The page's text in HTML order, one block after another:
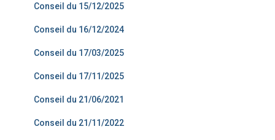
Conseil du 15/12/2025
Conseil du 16/12/2024
Conseil du 17/03/2025
Conseil du 17/11/2025
Conseil du 21/06/2021
Conseil du 21/11/2022